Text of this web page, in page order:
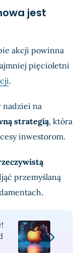
jest
akcji powinna
pięcioletni
.
nadziei na
strategią, która
inwestorom.
przemyślaną